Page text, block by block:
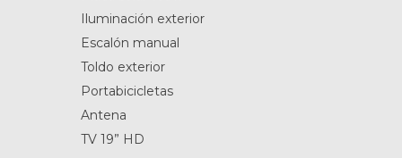
Iluminación exterior
Escalón manual
Toldo exterior
Portabicicletas
Antena
TV 19” HD